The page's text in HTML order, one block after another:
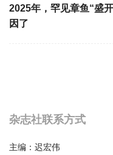
2025年，罕见章鱼“盛
因了
杂志社联系方式
主编： 迟宏伟